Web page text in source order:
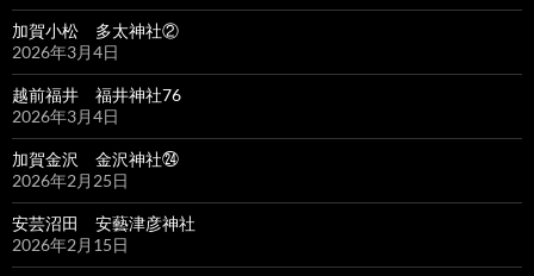
加賀小松 多太神社②
2026年3月4日
越前福井 福井神社76
2026年3月4日
加賀金沢 金沢神社㉔
2026年2月25日
安芸沼田 安藝津彦神社
2026年2月15日